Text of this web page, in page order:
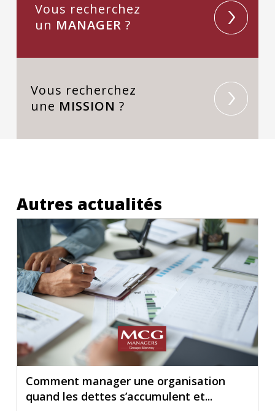
Vous recherchez
un MANAGER ?
Vous recherchez
une MISSION ?
Autres actualités
Comment manager une organisation
quand les dettes s’accumulent et...